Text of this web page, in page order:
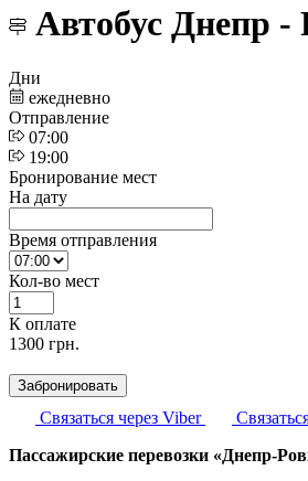
Автобус Днепр -
Дни
ежедневно
Отправление
07:00
19:00
Бронирование мест
На дату
Время отправления
Кол-во мест
К оплате
1300 грн.
Забронировать
Связаться через Viber
Пассажирские перевозки «Днепр-